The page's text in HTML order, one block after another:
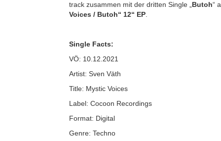
track zusammen mit der dritten Single „ Butoh“
Voices / Butoh“ 12“ EP
Single Facts:
VÖ: 10.12.2021
Artist: Sven Väth
Title: Mystic Voices
Label: Cocoon Recordings
Format: Digital
Genre: Techno